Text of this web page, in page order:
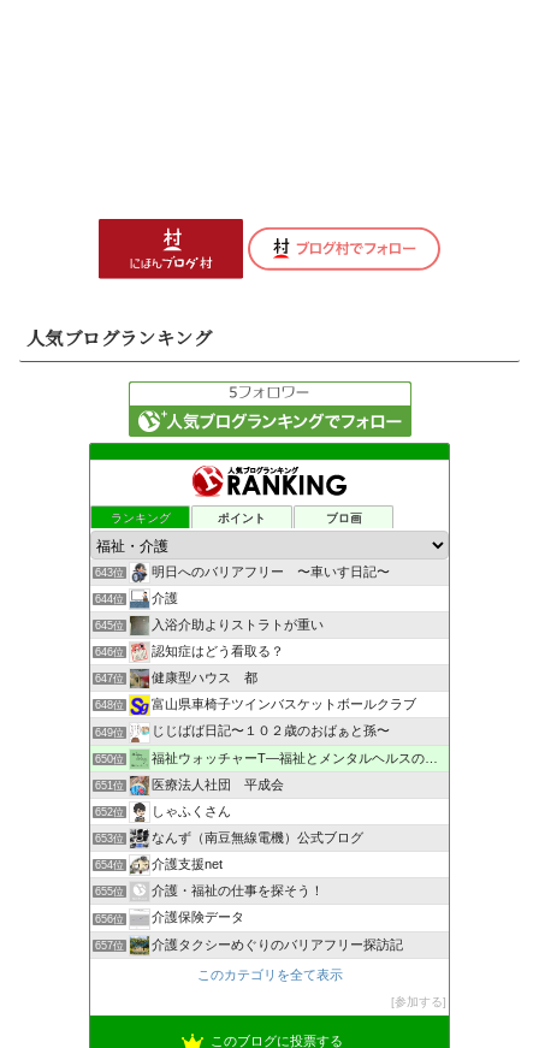
人気ブログランキング
ランキング ポイント ブロ画
643位 明日へのバリアフリー 〜車いす日記〜
644位 介護
645位 入浴介助よりストラトが重い
646位 認知症はどう看取る？
647位 健康型ハウス 都
648位 富山県車椅子ツインバスケットボールクラブ
649位 じじばば日記〜１０２歳のおばぁと孫〜
650位 福祉ウォッチャーT―福祉とメンタルヘルスの解説・研究ブログ
651位 医療法人社団 平成会
652位 しゃふくさん
653位 なんず（南豆無線電機）公式ブログ
654位 介護支援net
655位 介護・福祉の仕事を探そう！
656位 介護保険データ
657位 介護タクシーめぐりのバリアフリー探訪記
このカテゴリを全て表示
参加する
このブログに投票する